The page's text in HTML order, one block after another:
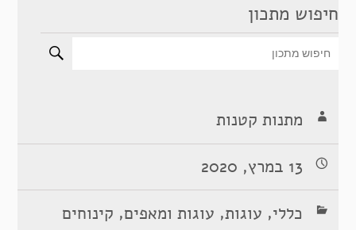
חיפוש מתכון
מתנות קטנות
13 במרץ, 2020
כללי, עוגות, עוגות ומאפים, קינוחים